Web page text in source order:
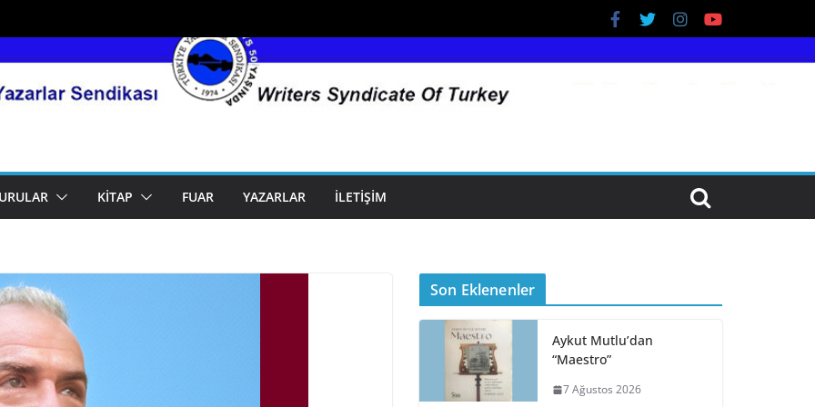
KITAP FUAR YAZARLAR İLETIŞIM
Son Eklenenler
Aykut Mutlu’dan
“Maestro”
7 Ağustos 2026